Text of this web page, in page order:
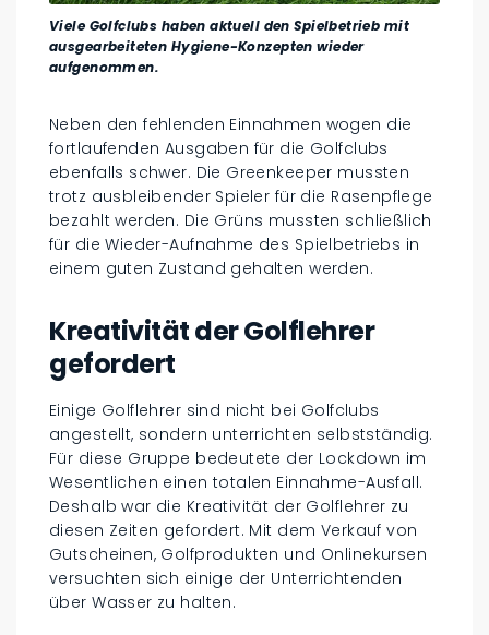
Viele Golfclubs haben aktuell den Spielbetrieb mit
ausgearbeiteten Hygiene-Konzepten wieder
aufgenommen.
Neben den fehlenden Einnahmen wogen die
fortlaufenden Ausgaben für die Golfclubs
ebenfalls schwer. Die Greenkeeper mussten
trotz ausbleibender Spieler für die Rasenpflege
bezahlt werden. Die Grüns mussten schließlich
für die Wieder-Aufnahme des Spielbetriebs in
einem guten Zustand gehalten werden.
Kreativität der Golflehrer
gefordert
Einige Golflehrer sind nicht bei Golfclubs
angestellt, sondern unterrichten selbstständig.
Für diese Gruppe bedeutete der Lockdown im
Wesentlichen einen totalen Einnahme-Ausfall.
Deshalb war die Kreativität der Golflehrer zu
diesen Zeiten gefordert. Mit dem Verkauf von
Gutscheinen, Golfprodukten und Onlinekursen
versuchten sich einige der Unterrichtenden
über Wasser zu halten.